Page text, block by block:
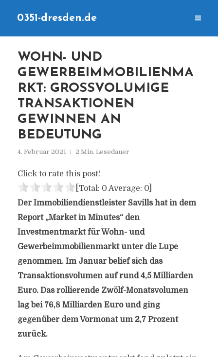
0351-dresden.de
WOHN- UND
GEWERBEIMMOBILIENMA
RKT: GROSSVOLUMIGE T
RANSAKTIONEN G
EWINNEN AN B
EDEUTUNG
4. Februar 2021 2 Min. Lesedauer
Click to rate this post!
[Total: 0 Average: 0]
Der Immobiliendienstleister Savills hat in dem
Report „Market in Minutes“ den
Investmentmarkt für Wohn- und
Gewerbeimmobilienmarkt unter die Lupe
genommen. Im Januar belief sich das
Transaktionsvolumen auf rund 4,5 Milliarden
Euro. Das rollierende Zwölf-Monatsvolumen
lag bei 76,8 Milliarden Euro und ging
gegenüber dem Vormonat um 2,7 Prozent
zurück.